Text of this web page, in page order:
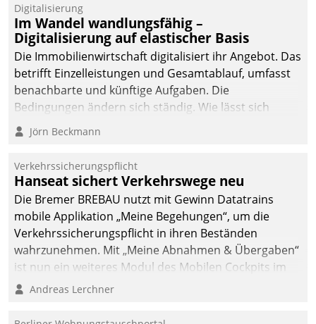
Digitalisierung
Im Wandel wandlungsfähig –
Digitalisierung auf elastischer Basis
Die Immobilienwirtschaft digitalisiert ihr Angebot. Das
betrifft Einzelleistungen und Gesamtablauf, umfasst
benachbarte und künftige Aufgaben. Die
Bedingungen ändern sich ständig. Wie lässt sich
technisch die Kontrolle wahren und zugleich Freiraum
fürs Wachsen öffnen?
Jörn Beckmann
Verkehrssicherungspflicht
Hanseat sichert Verkehrswege neu
Die Bremer BREBAU nutzt mit Gewinn Datatrains
mobile Applikation „Meine Begehungen“, um die
Verkehrssicherungspflicht in ihren Beständen
wahrzunehmen. Mit „Meine Abnahmen & Übergaben“
ist nun ein weiteres Modul des Mobilen Cockpits im
Einsatz.
Andreas Lerchner